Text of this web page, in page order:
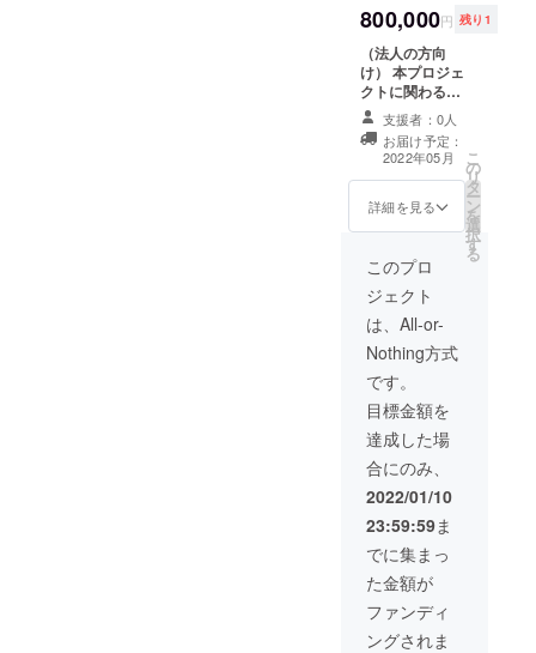
ていただくこと
もございます。
予めご了承くだ
さい。 打ち合
わせが必要なた
め、ご本人様の
電話番号を明記
ください。
800,000円 残り1
（法人の方向
け） 本プロジェ
クトに関わる、
アプリ制作、運
営（予算200万
～）を貴殿の会
社に委託しま
す。 ※法人に所
属する方のみ。
せが必要なた
め、ご本人様の
電話番号を明記
ください。
支援者：0人
お届け予定：
2022年05月
詳細を見る
こ
の
リ
タ
ー
ン
を
選
択
す
る
このプロ
ジェクト
は、All-or-
Nothing方式
です。
目標金額を
達成した場
合にのみ、
2022/01/10
23:59:59ま
でに集まっ
た金額が
ファンディ
ングされま